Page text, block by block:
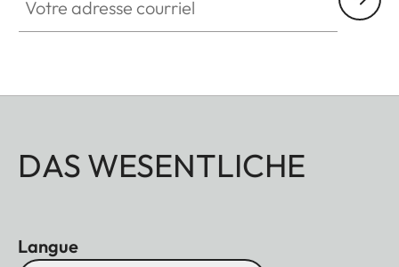
DAS WESENTLICHE
Langue